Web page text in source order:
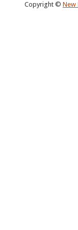
Copyright © New